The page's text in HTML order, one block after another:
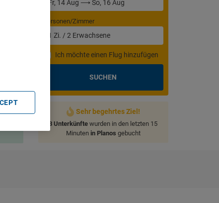
Personen/Zimmer
1 Zi. / 2 Erwachsene
Ich möchte einen Flug hinzufügen
SUCHEN
Sehr begehrtes Ziel!
3 Unterkünfte wurden in den letzten 15
Minutenin Planos gebucht